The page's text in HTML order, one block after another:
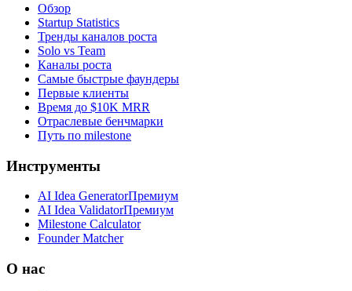
Обзор
Startup Statistics
Тренды каналов роста
Solo vs Team
Каналы роста
Самые быстрые фаундеры
Первые клиенты
Время до $10K MRR
Отраслевые бенчмарки
Путь по milestone
Инструменты
AI Idea GeneratorПремиум
AI Idea ValidatorПремиум
Milestone Calculator
Founder Matcher
О нас